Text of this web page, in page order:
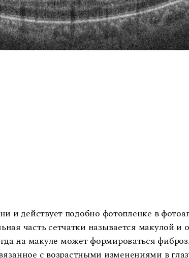
и действует подобно фотопленке в
часть сетчатки называется макулой и
на макуле может формироваться
с возрастными изменениями в